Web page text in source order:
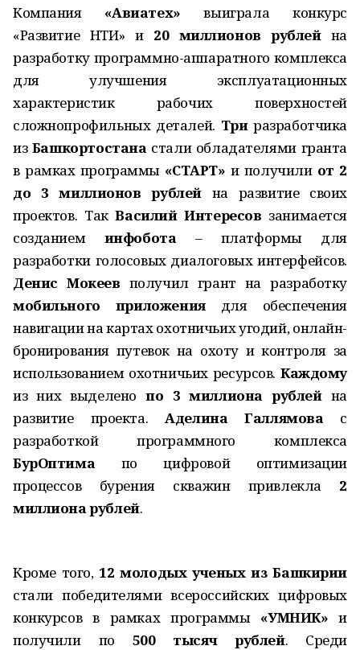
Компания «Авиатех» выиграла конкурс
«Развитие НТИ» и 20 миллионов рублейна
разработку программно-аппаратного комплекса
для улучшения эксплуатационных
характеристик рабочих поверхностей
сложнопрофильных деталей. Триразработчика
из Башкортостана стали обладателями гранта
в рамках программы «СТАРТ» и получили от 2
до 3 миллионов рублейна развитие своих
проектов. ТакВасилий Интересов занимается
созданием инфобота – платформы для
разработки голосовых диалоговых интерфейсов.
Денис Мокеев получил грант на разработку
мобильного приложения для обеспечения
навигации на картах охотничьих угодий, онлайн-
бронирования путевок на охоту и контроля за
использованием охотничьих ресурсов. Каждому
из них выделенопо 3 миллиона рублейна
развитие проекта.Аделина Галлямова с
разработкой программного комплекса
БурОптима по цифровой оптимизации
процессов бурения скважин привлекла 2
миллиона рублей.
Кроме того, 12 молодых ученых из Башкирии
стали победителями всероссийских цифровых
конкурсов в рамках программы «УМНИК» и
получили по 500 тысяч рублей. Среди